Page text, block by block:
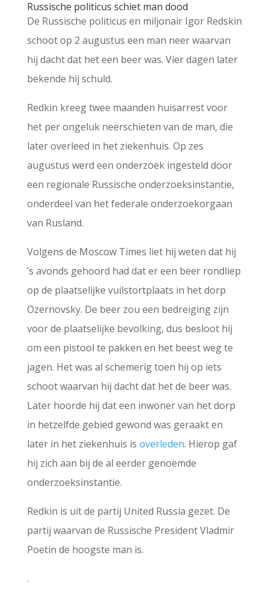
Russische politicus schiet man dood
De Russische politicus en miljonair Igor Redskin
schoot op 2 augustus een man neer waarvan
hij dacht dat het een beer was. Vier dagen later
bekende hij schuld.
Redkin kreeg twee maanden huisarrest voor
het per ongeluk neerschieten van de man, die
later overleed in het ziekenhuis. Op zes
augustus werd een onderzoek ingesteld door
een regionale Russische onderzoeksinstantie,
onderdeel van het federale onderzoekorgaan
van Rusland.
Volgens de Moscow Times liet hij weten dat hij
’s avonds gehoord had dat er een beer rondliep
op de plaatselijke vuilstortplaats in het dorp
Ozernovsky. De beer zou een bedreiging zijn
voor de plaatselijke bevolking, dus besloot hij
om een pistool te pakken en het beest weg te
jagen. Het was al schemerig toen hij op iets
schoot waarvan hij dacht dat het de beer was.
Later hoorde hij dat een inwoner van het dorp
in hetzelfde gebied gewond was geraakt en
later in het ziekenhuis is overleden. Hierop gaf
hij zich aan bij de al eerder genoemde
onderzoeksinstantie.
Redkin is uit de partij United Russia gezet. De
partij waarvan de Russische President Vladmir
Poetin de hoogste man is.
.